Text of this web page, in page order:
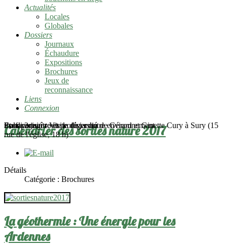
Actualités
Locales
Globales
Dossiers
Journaux
Échaudure
Expositions
Brochures
Jeux de
reconnaissance
Liens
Connexion
mardi 2 juin - Visite du jardin de Gérard et Ginette Cury à Sury (15
rue de l'église, 18 h)
Pour connaître et protéger notre environnement
En favoriser toute la diversité
Et la partager
Calendrier des sorties nature 2017
Détails
Catégorie : Brochures
La géothermie : Une énergie pour les
Ardennes